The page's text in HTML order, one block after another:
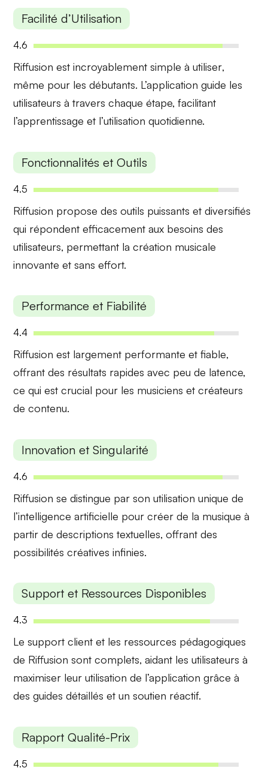
Facilité d’Utilisation
4.6
Riffusion est incroyablementsimple à utiliser,
même pour les débutants. L’application guide les
utilisateurs à travers chaque étape, facilitant
l’apprentissage et l’utilisation quotidienne.
Fonctionnalités et Outils
4.5
Riffusion propose desoutils puissants et diversifiés
qui répondent efficacement aux besoins des
utilisateurs, permettant la création musicale
innovante et sans effort.
Performance et Fiabilité
4.4
Riffusion est largement performante et fiable,
offrant des résultats rapides avec peu de latence,
ce qui est crucial pour les musiciens et créateurs
de contenu.
Innovation et Singularité
4.6
Riffusion se distingue par son utilisationunique de
l’intelligence artificielle pour créer de la musique à
partir de descriptions textuelles, offrant des
possibilités créatives infinies.
Support et Ressources Disponibles
4.3
Le support client et les ressources pédagogiques
de Riffusion sont complets, aidant les utilisateurs à
maximiser leur utilisation de l’application grâce à
des guides détaillés et un soutien réactif.
Rapport Qualité-Prix
4.5